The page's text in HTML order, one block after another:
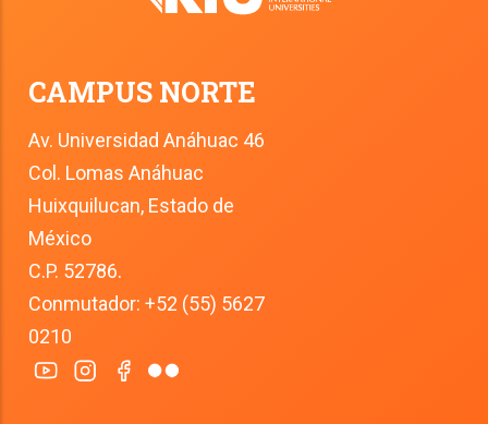
CAMPUS NORTE
Av. Universidad Anáhuac 46
Col. Lomas Anáhuac
Huixquilucan, Estado de
México
C.P. 52786.
Conmutador: +52 (55) 5627
0210